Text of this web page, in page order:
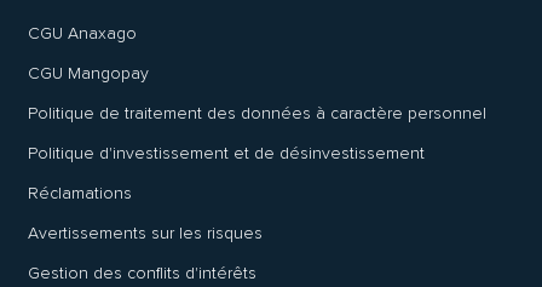
CGU Anaxago
CGU Mangopay
Politique de traitement des données à caractère personnel
Politique d'investissement et de désinvestissement
Réclamations
Avertissements sur les risques
Gestion des conflits d'intérêts